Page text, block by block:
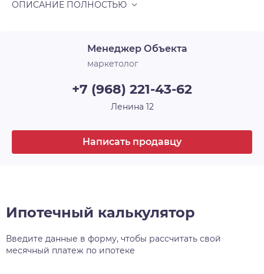
уникален, каждый — произведение
30-этажная башня, вершина комплекса, станет
высотной доминантой всего района, а
проекта, несомненно, затмит всё, что находится
Менеджер Объекта
маркетолог
+7 (968) 221-43-62
Ленина 12
Написать продавцу
Ипотечный калькулятор
Введите данные в форму, чтобы рассчитать свой
месячный платеж по ипотеке